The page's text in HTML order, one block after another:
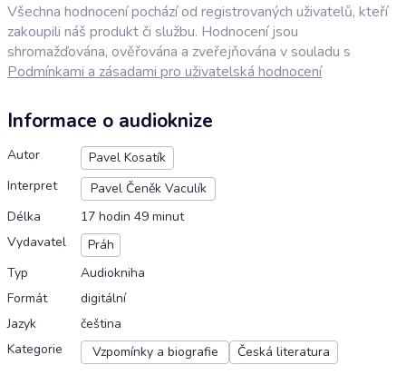
Všechna hodnocení pochází od registrovaných uživatelů, kteří
zakoupili náš produkt či službu. Hodnocení jsou
shromažďována, ověřována a zveřejňována v souladu s
Podmínkami a zásadami pro uživatelská hodnocení
Informace o audioknize
Autor
Pavel Kosatík
Interpret
Pavel Čeněk Vaculík
Délka
17 hodin 49 minut
Vydavatel
Práh
Typ
Audiokniha
Formát
digitální
Jazyk
čeština
Kategorie
Vzpomínky a biografie Česká literatura